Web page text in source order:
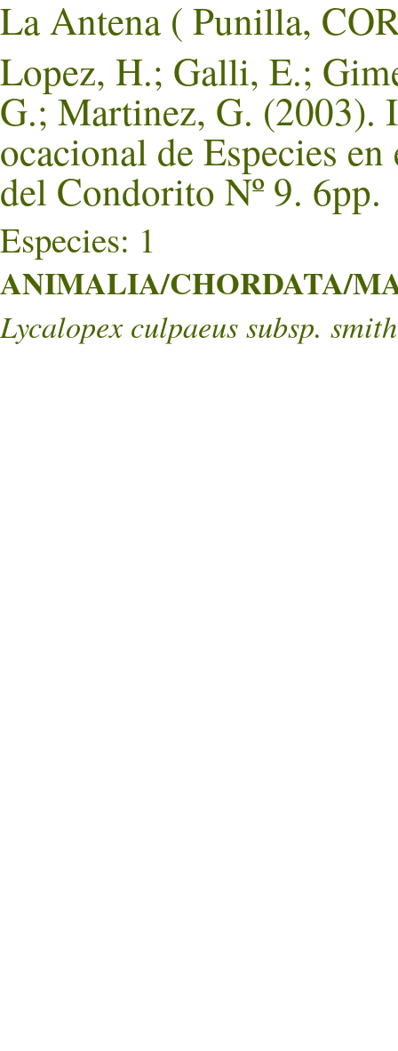
La Antena ( Punilla,
Lopez, H.; Galli, E.;
G.; Martinez, G. (2003).
ocacional de Especies
del Condorito Nº 9. 6pp.
Especies: 1
ANIMALIA/CHORDATA/
Lycalopex culpaeus subsp.